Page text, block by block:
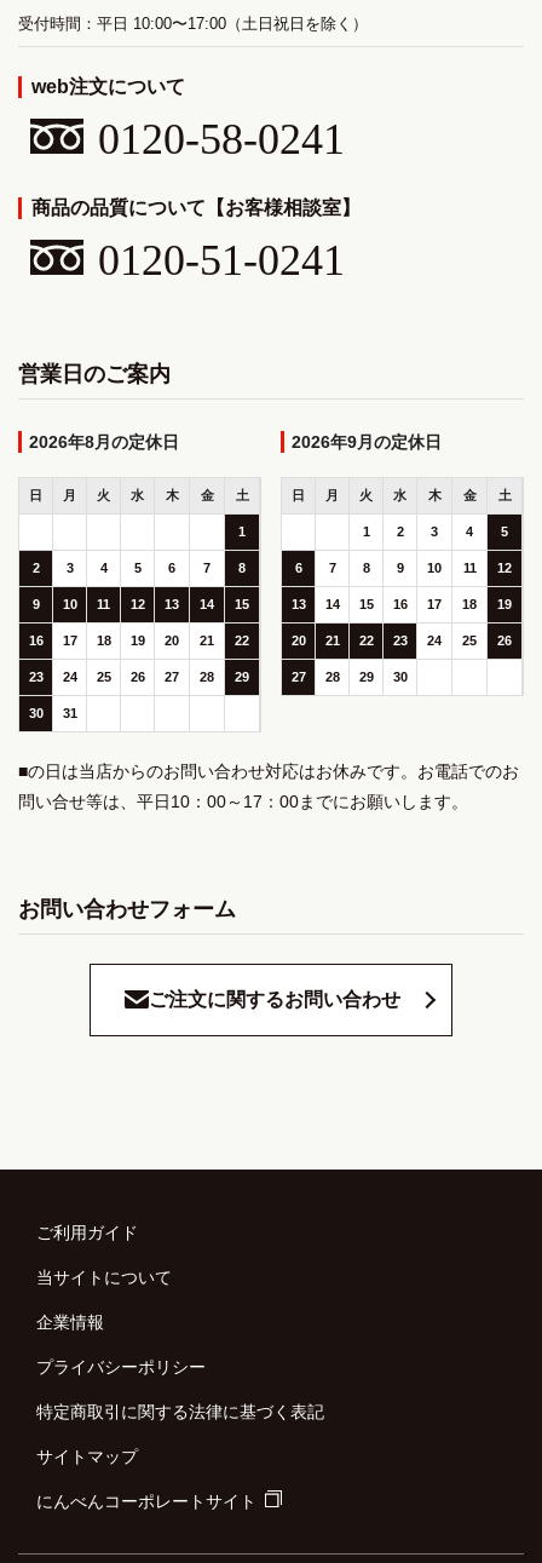
受付時間：平日 10:00〜17:00（土日祝日を除く）
web注文について
0120-58-0241
商品の品質について【お客様相談室】
0120-51-0241
営業日のご案内
2026年8月
日 月 火 水 木 金 土
1
2 3 4 5 6 7 8
9 10 11 12 13 14 15
16 17 18 19 20 21 22
23 24 25 26 27 28 29
30 31
2026年9月
日 月 火 水 木 金 土
1 2 3 4 5
6 7 8 9 10 11 12
13 14 15 16 17 18 19
20 21 22 23 24 25 26
27 28 29 30
■の日は当店からのお問い合わせ対応はお休みです。お電話でのお
問い合せ等は、平日10：00～17：00までにお願いします。
お問い合わせフォーム
ご注文に関するお問い合わせ
ご利用ガイド
当サイトについて
企業情報
プライバシーポリシー
特定商取引に関する法律に基づく表記
サイトマップ
にんべんコーポレートサイト